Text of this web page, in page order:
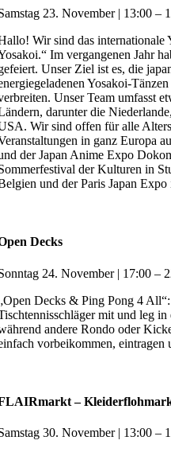
23. November | 13:00 –
Wir sind das internationale
Im vergangenen Jahr
Unser Ziel ist es, die
Yosakoi-
Unser Team umfasst
darunter die
Wir sind offen für alle
in ganz Europa
der Japan Anime Expo
der Kulturen in
und der Paris Japan
Decks
24. November | 17:00 –
Decks & Ping Pong 4
mit und leg in
andere Rondo oder
vorbeikommen, eintragen
–
30. November | 13:00 –